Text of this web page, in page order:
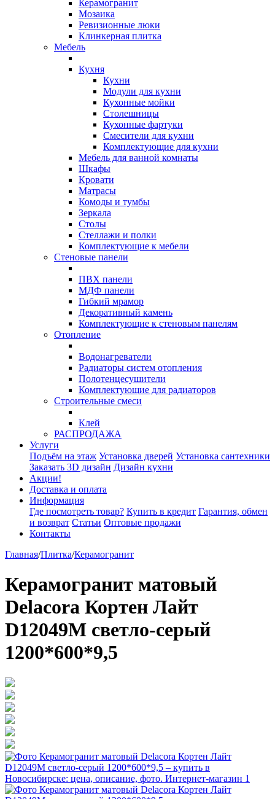
Керамогранит
Мозаика
Ревизионные люки
Клинкерная плитка
Мебель
Кухня
Кухни
Модули для кухни
Кухонные мойки
Столешницы
Кухонные фартуки
Смесители для кухни
Комплектующие для кухни
Мебель для ванной комнаты
Шкафы
Кровати
Матрасы
Комоды и тумбы
Зеркала
Столы
Стеллажи и полки
Комплектующие к мебели
Стеновые панели
ПВХ панели
МДФ панели
Гибкий мрамор
Декоративный камень
Комплектующие к стеновым панелям
Отопление
Водонагреватели
Радиаторы систем отопления
Полотенцесушители
Комплектующие для радиаторов
Строительные смеси
Клей
РАСПРОДАЖА
Услуги
Подъём на этаж Установка дверей Установка сантехники
Заказать 3D дизайн Дизайн кухни
Акции!
Доставка и оплата
Информация
Где посмотреть товар? Купить в кредит Гарантия, обмен
и возврат Статьи Оптовые продажи
Контакты
Главная/Плитка/Керамогранит
Керамогранит матовый
Delacora Кортен Лайт
D12049M светло-серый
1200*600*9,5